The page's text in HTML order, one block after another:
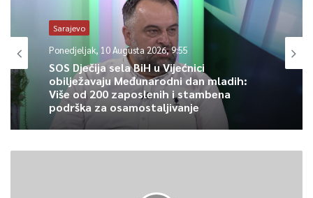
Sarajevo
Ponedjeljak, 10 Augusta 2026, 9:55
SOS Dječija sela BiH u Vijećnici
obilježavaju Međunarodni dan mladih:
Više od 200 zaposlenih i stambena
podrška za osamostaljivanje